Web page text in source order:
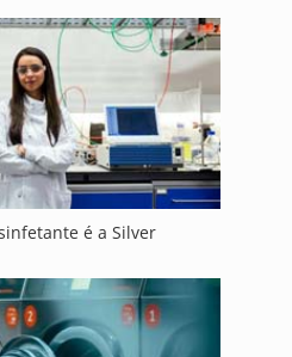
é a Silver